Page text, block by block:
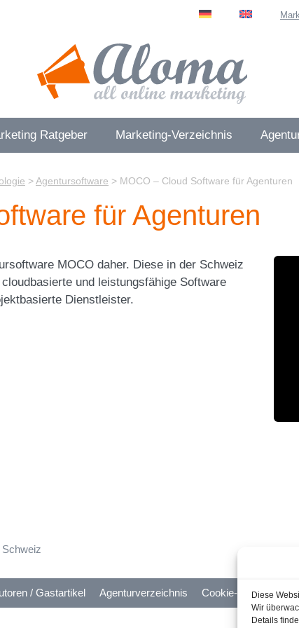
Diese
Wir
Details
Ratgeber Marketing-Verzeichnis
>Agentursoftware > MOCO – Cloud Software für Agenturen
für Agenturen
MOCO daher. Diese in der Schweiz
und leistungsfähige Software
Dienstleister.
Schweiz
/ Gastartikel Agenturverzeichnis Cookie-Hinweis